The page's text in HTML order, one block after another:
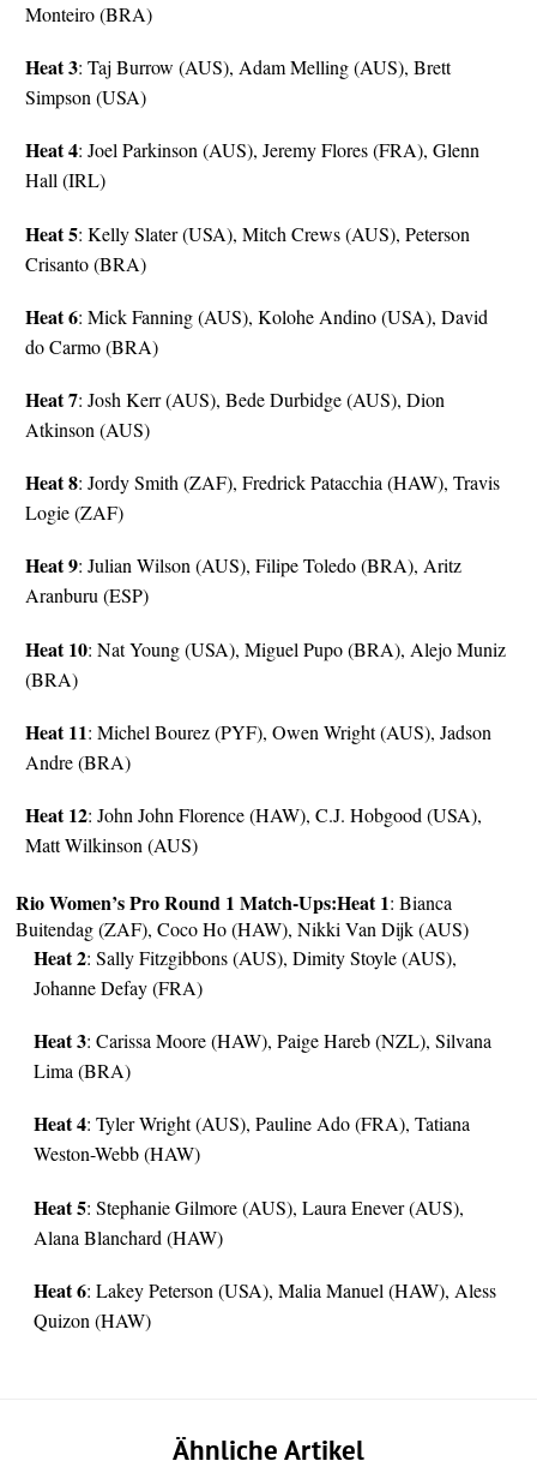
Monteiro (BRA)
Heat 3: Taj Burrow (AUS), Adam Melling (AUS), Brett
Simpson (USA)
Heat 4: Joel Parkinson (AUS), Jeremy Flores (FRA), Glenn
Hall (IRL)
Heat 5: Kelly Slater (USA), Mitch Crews (AUS), Peterson
Crisanto (BRA)
Heat 6: Mick Fanning (AUS), Kolohe Andino (USA), David
do Carmo (BRA)
Heat 7: Josh Kerr (AUS), Bede Durbidge (AUS), Dion
Atkinson (AUS)
Heat 8: Jordy Smith (ZAF), Fredrick Patacchia (HAW), Travis
Logie (ZAF)
Heat 9: Julian Wilson (AUS), Filipe Toledo (BRA), Aritz
Aranburu (ESP)
Heat 10: Nat Young (USA), Miguel Pupo (BRA), Alejo Muniz
(BRA)
Heat 11: Michel Bourez (PYF), Owen Wright (AUS), Jadson
Andre (BRA)
Heat 12: John John Florence (HAW), C.J. Hobgood (USA),
Matt Wilkinson (AUS)
Rio Women’s Pro Round 1 Match-Ups:Heat 1: Bianca
Buitendag (ZAF), Coco Ho (HAW), Nikki Van Dijk (AUS)
Heat 2: Sally Fitzgibbons (AUS), Dimity Stoyle (AUS),
Johanne Defay (FRA)
Heat 3: Carissa Moore (HAW), Paige Hareb (NZL), Silvana
Lima (BRA)
Heat 4: Tyler Wright (AUS), Pauline Ado (FRA), Tatiana
Weston-Webb (HAW)
Heat 5: Stephanie Gilmore (AUS), Laura Enever (AUS),
Alana Blanchard (HAW)
Heat 6: Lakey Peterson (USA), Malia Manuel (HAW), Aless
Quizon (HAW)
Ähnliche Artikel